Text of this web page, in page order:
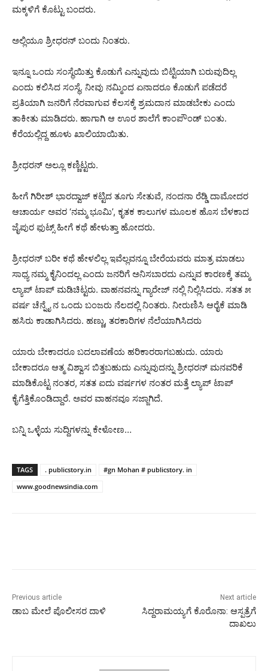
ಮಕ್ಕಳಿಗೆ ಕೊಟ್ಟು ಬಂದರು.
ಅಲ್ಲಿಯೂ ಶ್ರೀಧರನ್ ಬಂದು ನಿಂತರು.
ಇನ್ನೂ ಒಂದು ಸಂಸ್ಥೆಯಿತ್ತು ಕೊಡುಗೆ ಎನ್ನುವುದು ಬಿಟ್ಟಿಯಾಗಿ ಬರುವುದಿಲ್ಲ
ಎಂದು ಕಲಿಸಿದ ಸಂಸ್ಥೆ. ನೀವು ನಮ್ಮಿಂದ ಏನಾದರೂ ಕೊಡುಗೆ ಪಡೆದರೆ
ಪ್ರತಿಯಾಗಿ ಜನರಿಗೆ ನೆರವಾಗುವ ಕೆಲಸಕ್ಕೆ ಶ್ರಮದಾನ ಮಾಡಬೇಕು ಎಂದು
ತಾಕೀತು ಮಾಡಿದರು. ಹಾಗಾಗಿ ಆ ಊರ ಶಾಲೆಗೆ ಕಾಂಪೌಂಡ್ ಬಂತು.
ಕೆರೆಯಲ್ಲಿದ್ದ ಹೂಳು ಖಾಲಿಯಾಯಿತು.
ಶ್ರೀಧರನ್ ಅಲ್ಲೂ ಕಣ್ಣಿಟ್ಟರು.
ಹೀಗೆ ಗಿರೀಶ್ ಭಾರದ್ವಾಜ್ ಕಟ್ಟಿದ ತೂಗು ಸೇತುವೆ, ನಂದನಾ ರೆಡ್ಡಿ ದಾಮೋದರ
ಆಚಾರ್ಯ ಅವರ ‘ನಮ್ಮ ಭೂಮಿ’, ಕೃತಕ ಕಾಲುಗಳ ಮೂಲಕ ಹೊಸ ಬೆಳಕಾದ
ಜೈಪುರ ಫುಟ್ಸ್ ಹೀಗೆ ಕಥೆ ಹೇಳುತ್ತಾ ಹೋದರು.
ಶ್ರೀಧರನ್ ಬರೀ ಕಥೆ ಹೇಳಲಿಲ್ಲ ಇವೆಲ್ಲವನ್ನೂ ಬೇರೆಯವರು ಮಾತ್ರ ಮಾಡಲು
ಸಾಧ್ಯ ನಮ್ಮ ಕೈನಿಂದಲ್ಲ ಎಂದು ಜನರಿಗೆ ಅನಿಸಬಾರದು ಎನ್ನುವ ಕಾರಣಕ್ಕೆ ತಮ್ಮ
ಲ್ಯಾಪ್ ಟಾಪ್ ಮಡಿಚಿಟ್ಟರು. ವಾಹನವನ್ನು ಗ್ಯಾರೇಜ್ ನಲ್ಲಿ ನಿಲ್ಲಿಸಿದರು. ಸತತ ೫
ವರ್ಷ ಚೆನ್ನೈ ನ ಒಂದು ಬಂಜರು ನೆಲದಲ್ಲಿ ನಿಂತರು. ನೀರುಣಿಸಿ ಆರೈಕೆ ಮಾಡಿ
ಹಸಿರು ಕಾಡಾಗಿಸಿದರು. ಹಣ್ಣು, ತರಕಾರಿಗಳ ನೆಲೆಯಾಗಿಸಿದರು
ಯಾರು ಬೇಕಾದರೂ ಬದಲಾವಣೆಯ ಹರಿಕಾರರಾಗಬಹುದು. ಯಾರು
ಬೇಕಾದರೂ ಆತ್ಮ ವಿಶ್ವಾಸ ಬಿತ್ತಬಹುದು ಎನ್ನುವುದನ್ನು ಶ್ರೀಧರನ್ ಮನವರಿಕೆ
ಮಾಡಿಕೊಟ್ಟ ನಂತರ, ಸತತ ಐದು ವರ್ಷಗಳ ನಂತರ ಮತ್ತೆ ಲ್ಯಾಪ್ ಟಾಪ್
ಕೈಗೆತ್ತಿಕೊಂಡಿದ್ದಾರೆ. ಅವರ ವಾಹನವೂ ಸಜ್ಜಾಗಿದೆ.
ಬನ್ನಿ ಒಳ್ಳೆಯ ಸುದ್ದಿಗಳನ್ನು ಕೇಳೋಣ…
TAGS . publicstory.in
#gn Mohan # publicstory. in
www.goodnewsindia.com
Previous article
ಡಾಬ ಮೇಲೆ ಪೊಲೀಸರ ದಾಳಿ
Next article
ಸಿದ್ದರಾಮಯ್ಯಗೆ ಕೊರೊನಾ: ಆಸ್ಪತ್ರೆಗೆ
ದಾಖಲು